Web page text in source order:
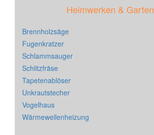
Heimwerken & Garten
Brennholzsäge
Fugenkratzer
Schlammsauger
Schlitzfräse
Tapetenablöser
Unkrautstecher
Vogelhaus
Wärmewellenheizung